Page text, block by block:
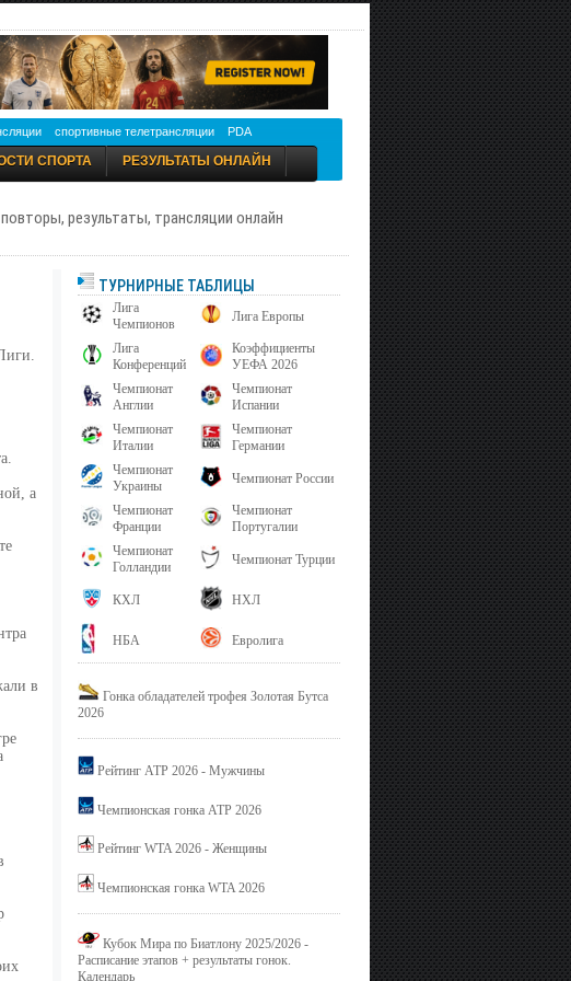
спортивные телетрансляции PDA
СПОРТА РЕЗУЛЬТАТЫ ОНЛАЙН
результаты, трансляции онлайн
а
в
ТУРНИРНЫЕ ТАБЛИЦЫ
Лига
Чемпионов
Лига Европы
Лига
Конференций
Коэффициенты
УЕФА 2026
Чемпионат
Англии
Чемпионат
Испании
Чемпионат
Италии
Чемпионат
Германии
Чемпионат
Украины
Чемпионат России
Чемпионат
Франции
Чемпионат
Португалии
Чемпионат
Голландии
Чемпионат Турции
КХЛ НХЛ
НБА Евролига
Гонка обладателей трофея Золотая Бутса
2026
Рейтинг ATP 2026 - Мужчины
Чемпионская гонка ATP 2026
Рейтинг WTA 2026 - Женщины
Чемпионская гонка WTA 2026
Кубок Мира по Биатлону 2025/2026 -
Расписание этапов + результаты гонок.
Календарь